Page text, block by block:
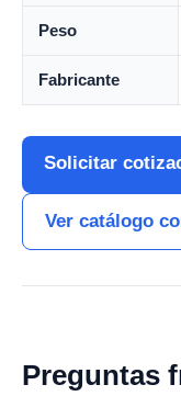
Peso
Fabricante
Solicitar
Ver catálogo
Preguntas